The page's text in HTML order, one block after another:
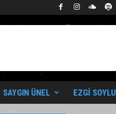
SAYGIN ÜNEL EZGI SOYLU